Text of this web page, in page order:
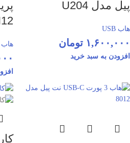
پیل مدل U204
هاب USB
۱,۶۰۰,۰۰۰ تومان
افزودن به سبد خرید
هاب USB